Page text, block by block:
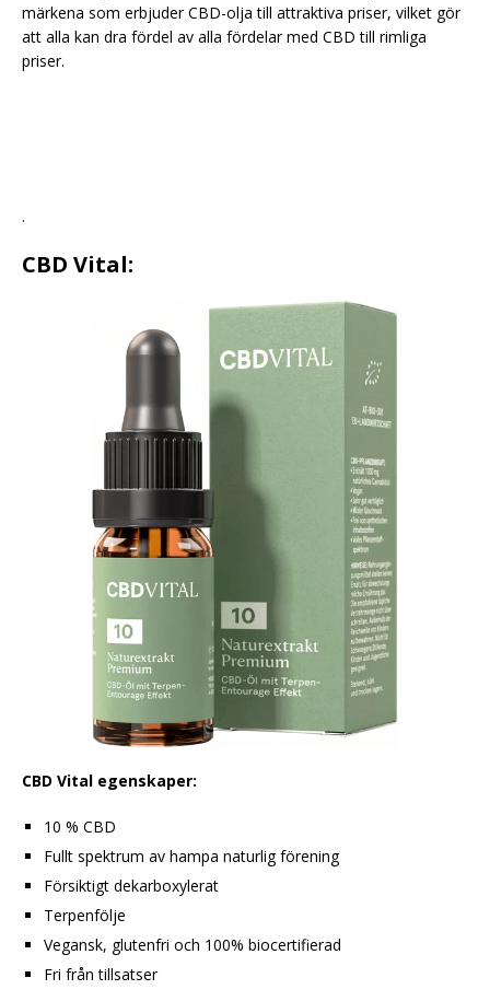
märkena som erbjuder CBD-olja till attraktiva priser, vilket gör
att alla kan dra fördel av alla fördelar med CBD till rimliga
priser.
.
CBD Vital:
CBD Vital egenskaper:
10 % CBD
Fullt spektrum av hampa naturlig förening
Försiktigt dekarboxylerat
Terpenfölje
Vegansk, glutenfri och 100% biocertifierad
Fri från tillsatser